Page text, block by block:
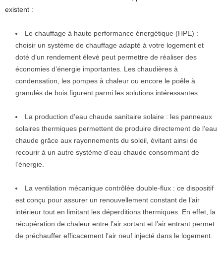
existent :
Le chauffage à haute performance énergétique (HPE) :
choisir un système de chauffage adapté à votre logement et
doté d’un rendement élevé peut permettre de réaliser des
économies d’énergie importantes. Les chaudières à
condensation, les pompes à chaleur ou encore le poêle à
granulés de bois figurent parmi les solutions intéressantes.
La production d’eau chaude sanitaire solaire : les panneaux
solaires thermiques permettent de produire directement de l’eau
chaude grâce aux rayonnements du soleil, évitant ainsi de
recourir à un autre système d’eau chaude consommant de
l’énergie.
La ventilation mécanique contrôlée double-flux : ce dispositif
est conçu pour assurer un renouvellement constant de l’air
intérieur tout en limitant les déperditions thermiques. En effet, la
récupération de chaleur entre l’air sortant et l’air entrant permet
de préchauffer efficacement l’air neuf injecté dans le logement.